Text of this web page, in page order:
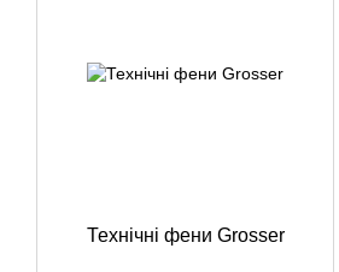
Технічні фени Grosser